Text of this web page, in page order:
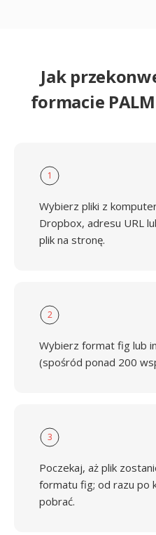
Jak
formacie
1
Wybierz pliki z
Dropbox, adresu URL
plik na stronę.
2
Wybierz format fig lub
(spośród ponad 200
3
Poczekaj, aż plik
formatu fig; od razu po
pobrać.